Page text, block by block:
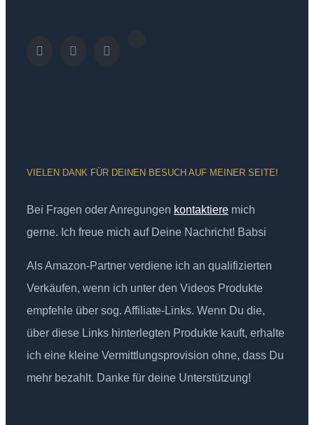
VIELEN DANK FÜR DEINEN BESUCH AUF MEINER SEITE!
Bei Fragen oder Anregungen kontaktiere mich
gerne. Ich freue mich auf Deine Nachricht! Babsi
Als Amazon-Partner verdiene ich an qualifizierten
Verkäufen, wenn ich unter den Videos Produkte
empfehle über sog. Affiliate-Links. Wenn Du die,
über diese Links hinterlegten Produkte kauft, erhalte
ich eine kleine Vermittlungsprovision ohne, dass Du
mehr bezahlt. Danke für deine Unterstützung!